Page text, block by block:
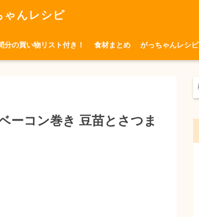
んレシピ
分の買い物リスト付き！ 食材まとめ がっちゃんレシピ
ーコン巻き 豆苗とさつま